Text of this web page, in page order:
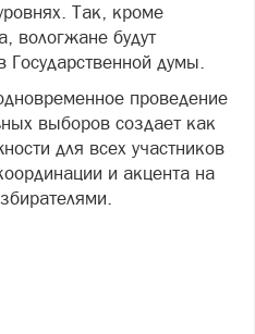
Так, кроме
вологжане будут
Государственной думы.
проведение
выборов создает как
для всех участников
и акцента на